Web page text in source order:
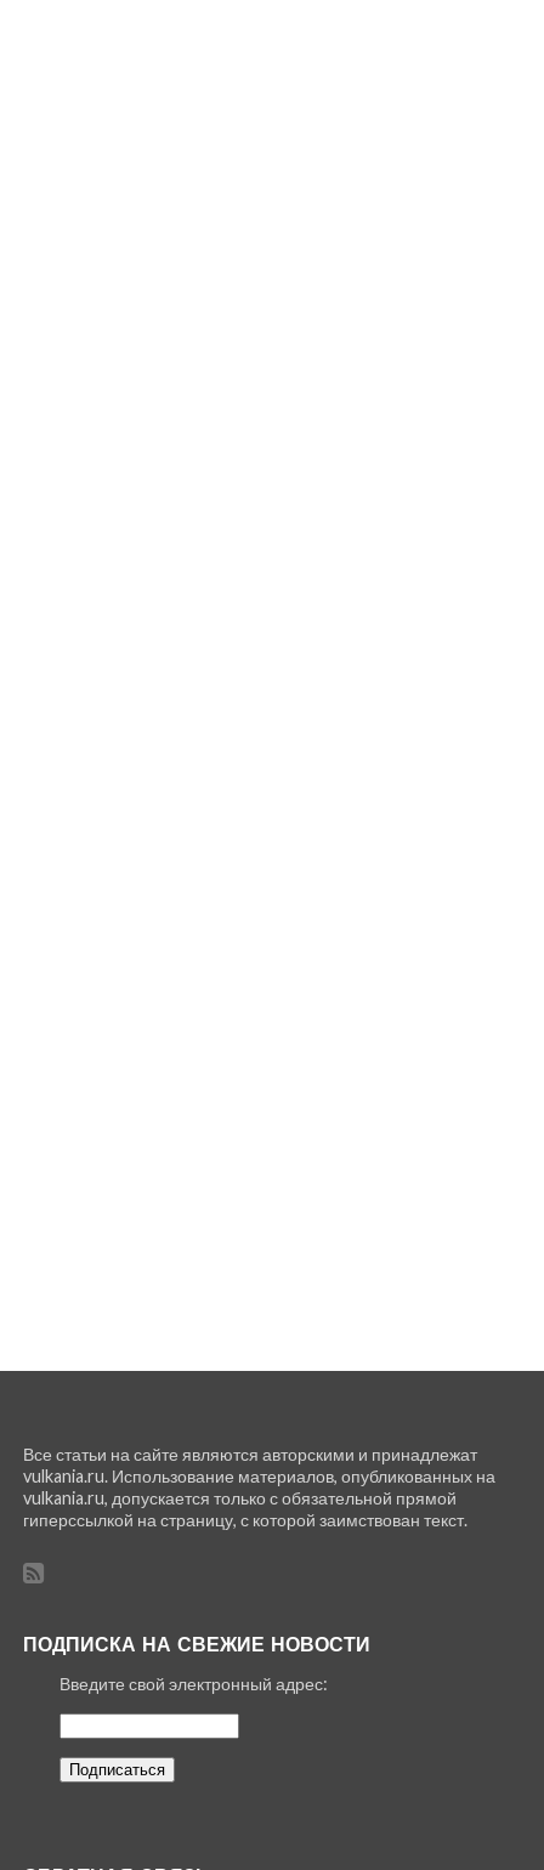
Все статьи на сайте являются авторскими и принадлежат
vulkania.ru. Использование материалов, опубликованных на
vulkania.ru, допускается только с обязательной прямой
гиперссылкой на страницу, с которой заимствован текст.
ПОДПИСКА НА СВЕЖИЕ НОВОСТИ
Введите свой электронный адрес: